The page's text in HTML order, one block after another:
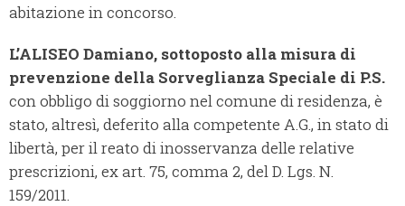
abitazione in concorso.
L’ALISEO Damiano, sottoposto alla misura di
prevenzione della Sorveglianza Speciale di P.S.
con obbligo di soggiorno nel comune di residenza, è
stato, altresì, deferito alla competente A.G., in stato di
libertà, per il reato di inosservanza delle relative
prescrizioni, ex art. 75, comma 2, del D. Lgs. N.
159/2011.